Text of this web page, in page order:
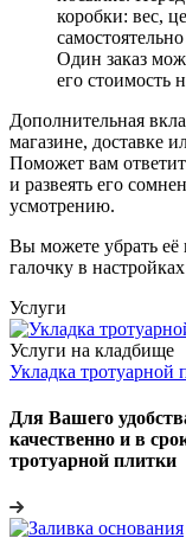
коробки: вес,
Один заказ
его стоимость
Дополнительная
магазине, доставке
Поможет вам
и развеять его
усмотрению.
Вы можете убрать её
галочку в
Услуги
Услуги на кладбище
Укладка тротуарной
Для Вашего
качественно и в
тротуарной плитки